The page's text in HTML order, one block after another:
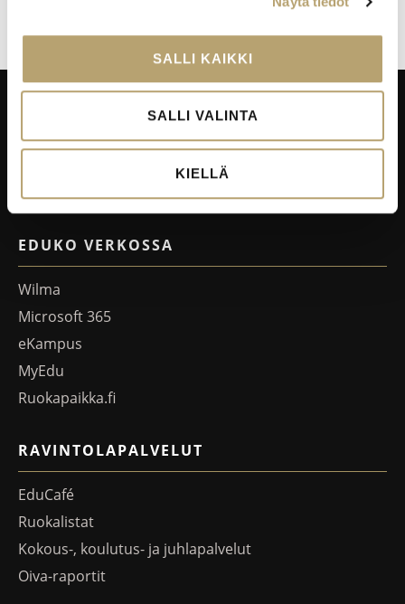
SALLI KAIKKI
SALLI VALINTA
KIELLÄ
Taitajantie 2B,
45100 Kouvola
EDUKO VERKOSSA
Wilma
Microsoft 365
eKampus
MyEdu
Ruokapaikka.fi
RAVINTOLAPALVELUT
EduCafé
Ruokalistat
Kokous-, koulutus- ja juhlapalvelut
Oiva-raportit